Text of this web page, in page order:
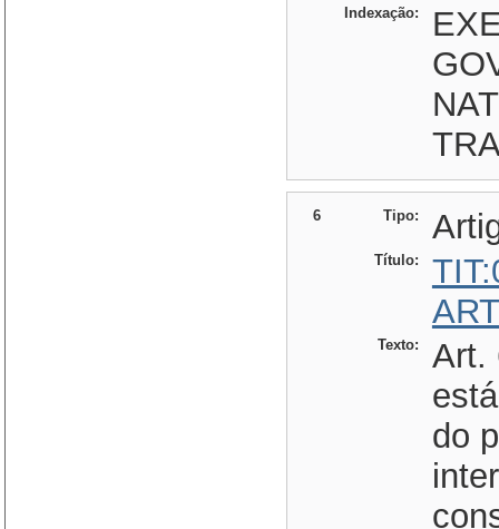
Indexação:
6 Tipo:
Título:
Texto:
Art.
do